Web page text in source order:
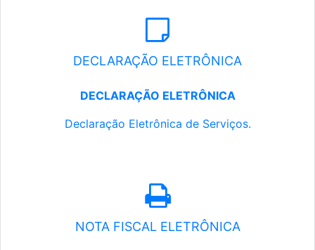
DECLARAÇÃO ELETRÔNICA
DECLARAÇÃO ELETRÔNICA
Declaração Eletrônica de Serviços.
NOTA FISCAL ELETRÔNICA